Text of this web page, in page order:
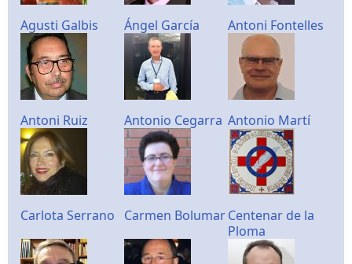
Agusti Galbis Ángel García Antoni Fontelles
Antoni Ruiz Antonio Cegarra Antonio Martí
Carlota Serrano Carmen BolumarCentenar de la
Ploma